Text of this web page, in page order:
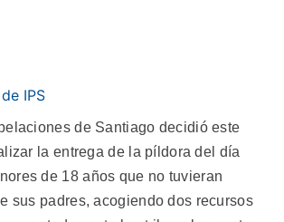
IPS
de Santiago decidió este
la entrega de la píldora del día
de 18 años que no tuvieran
sus padres, acogiendo dos recursos